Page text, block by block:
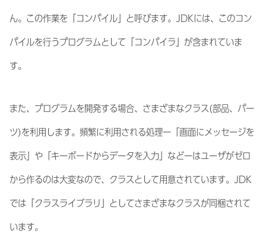
ん。この作業を「コンパイル」と呼びます。JDKには、このコン
パイルを行うプログラムとして「コンパイラ」が含まれていま
す。
また、プログラムを開発する場合、さまざまなクラス(部品、パー
ツ)を利用します。頻繁に利用される処理ー「画面にメッセージを
表示」や「キーボードからデータを入力」などーはユーザがゼロ
から作るのは大変なので、クラスとして用意されています。JDK
では「クラスライブラリ」としてさまざまなクラスが同梱されて
います。